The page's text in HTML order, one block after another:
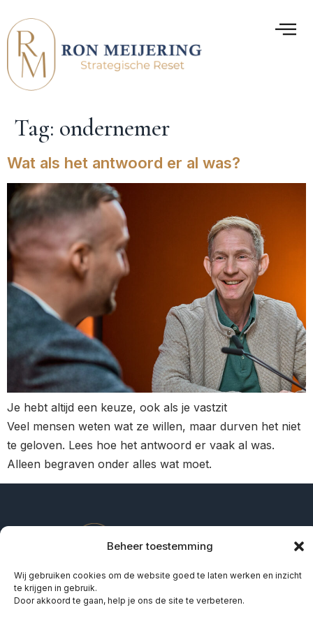
Beheer toestemming
Wij gebruiken cookies om de website goed te laten werken en inzicht
te krijgen in gebruik.
Door akkoord te gaan, help je ons de site te verbeteren.
Tag: ondernemer
Wat als het antwoord er al was?
Je hebt altijd een keuze, ook als je vastzit
Veel mensen weten wat ze willen, maar durven het niet
te geloven. Lees hoe het antwoord er vaak al was.
Alleen begraven onder alles wat moet.